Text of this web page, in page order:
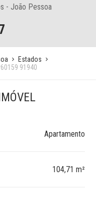
- João Pessoa
Estados
91940
Apartamento
104,71 m²